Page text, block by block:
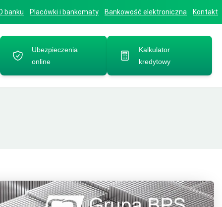
banku Placówki i bankomaty Bankowość elektroniczna Kontakt
Ubezpieczenia
online
Kalkulator
kredytowy